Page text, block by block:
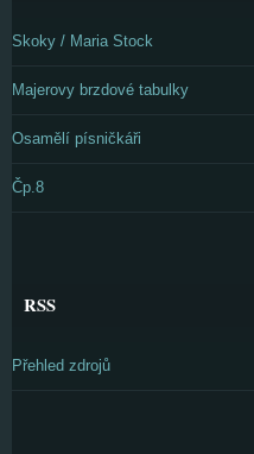
Skoky / Maria Stock
Majerovy brzdové tabulky
Osamělí písničkáři
Čp.8
RSS
Přehled zdrojů